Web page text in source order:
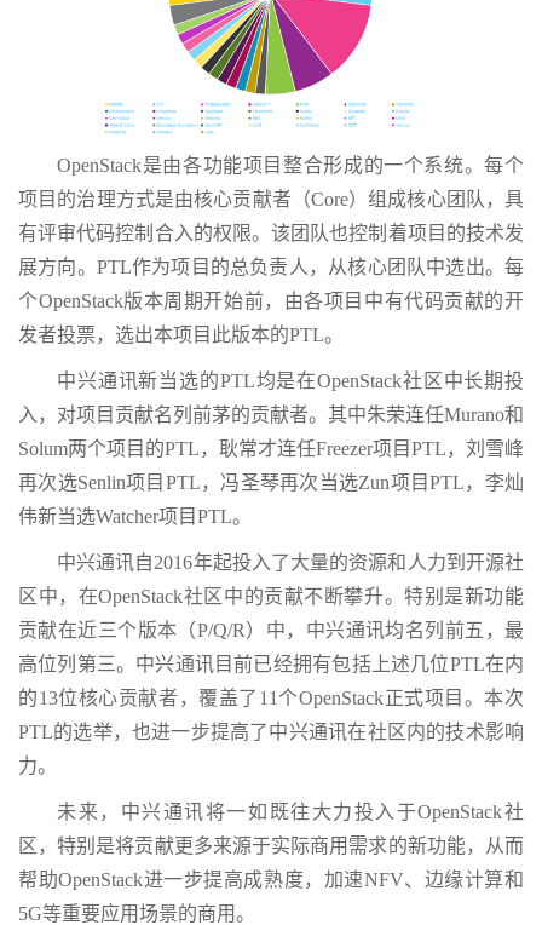
OpenStack是由各功能项目整合形成的一个系统。每个
项目的治理方式是由核心贡献者（Core）组成核心团队，具
有评审代码控制合入的权限。该团队也控制着项目的技术发
展方向。PTL作为项目的总负责人，从核心团队中选出。每
个OpenStack版本周期开始前，由各项目中有代码贡献的开
发者投票，选出本项目此版本的PTL。
中兴通讯新当选的PTL均是在OpenStack社区中长期投
入，对项目贡献名列前茅的贡献者。其中朱荣连任Murano和
Solum两个项目的PTL，耿常才连任Freezer项目PTL，刘雪峰
再次选Senlin项目PTL，冯圣琴再次当选Zun项目PTL，李灿
伟新当选Watcher项目PTL。
中兴通讯自2016年起投入了大量的资源和人力到开源社
区中，在OpenStack社区中的贡献不断攀升。特别是新功能
贡献在近三个版本（P/Q/R）中，中兴通讯均名列前五，最
高位列第三。中兴通讯目前已经拥有包括上述几位PTL在内
的13位核心贡献者，覆盖了11个OpenStack正式项目。本次
PTL的选举，也进一步提高了中兴通讯在社区内的技术影响
力。
未来，中兴通讯将一如既往大力投入于OpenStack社
区，特别是将贡献更多来源于实际商用需求的新功能，从而
帮助OpenStack进一步提高成熟度，加速NFV、边缘计算和
5G等重要应用场景的商用。